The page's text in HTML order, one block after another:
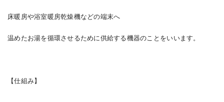
床暖房や浴室暖房乾燥機などの端末へ
温めたお湯を循環させるために供給する機器のことをいいます。
【仕組み】